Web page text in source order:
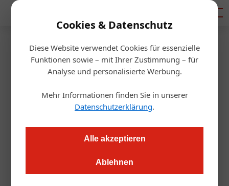
Cookies & Datenschutz
Diese Website verwendet Cookies für essenzielle
Funktionen sowie – mit Ihrer Zustimmung – für
Analyse und personalisierte Werbung.
Mehr Informationen finden Sie in unserer
Datenschutzerklärung.
Alle akzeptieren
Ablehnen
Startseite/Allgemein
ESC 2026: DDSG startet
Event-Programm
Die Wiener Schifffahrtsgesellschaft bietet von 9. bis 17. Mai
2026 täglich Musik-Fahrten auf der Donau an. Das Programm